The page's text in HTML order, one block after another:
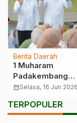
Berita Daerah
1 Muharam
Padakembang
Menggema, Dari
Akbar
calendar_monthSelasa, 16 Jun 2026
TERPOPULER